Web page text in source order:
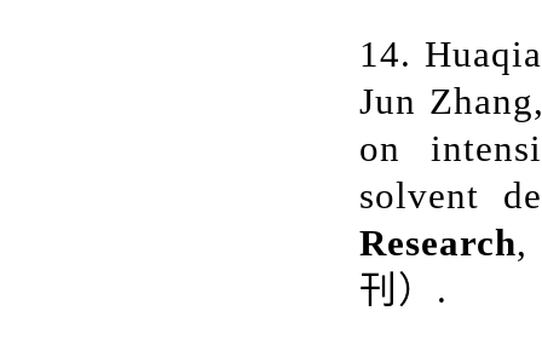
14.
Jun
on
solvent
Research,
刊） .